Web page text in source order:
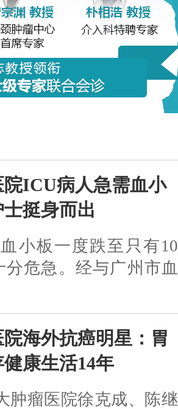
ICU病人急需血小
挺身而出
小板一度跌至只有10
危急。经与广州市血
海外抗癌明星：胃
康生活14年
肿瘤医院徐克成、陈继